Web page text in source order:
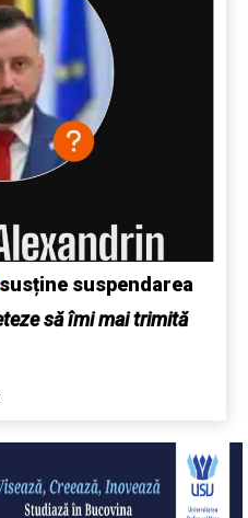
susține suspendarea
să îmi mai trimită